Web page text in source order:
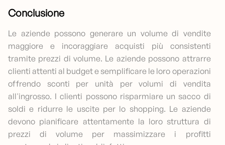
Conclusione
Le aziende possono generare un volume di vendite
maggiore e incoraggiare acquisti più consistenti
tramite prezzi di volume. Le aziende possono attrarre
clienti attenti al budget e semplificare le loro operazioni
offrendo sconti per unità per volumi di vendita
all'ingrosso. I clienti possono risparmiare un sacco di
soldi e ridurre le uscite per lo shopping. Le aziende
devono pianificare attentamente la loro struttura di
prezzi di volume per massimizzare i profitti